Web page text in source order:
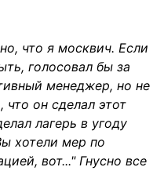
что я москвич. Если
голосовал бы за
менеджер, но не
он сделал этот
лагерь в угоду
хотели мер по
вот..." Гнусно все